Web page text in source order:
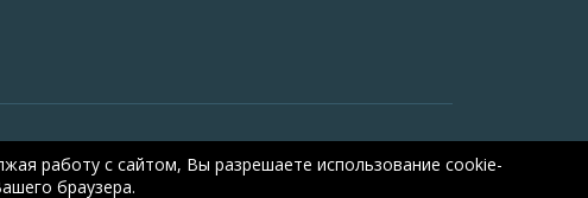
2026
работу с сайтом, Вы разрешаете использование cookie-
браузера.